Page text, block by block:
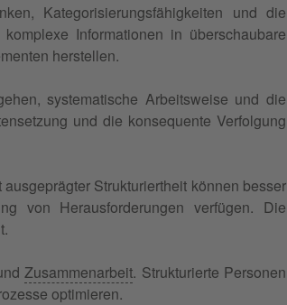
Kategorisierungsfähigkeiten und die
Informationen in überschaubare
herstellen.
systematische Arbeitsweise und die
und die konsequente Verfolgung
Strukturiertheit können besser
von Herausforderungen verfügen. Die
Zusammenarbeit. Strukturierte Personen
optimieren.